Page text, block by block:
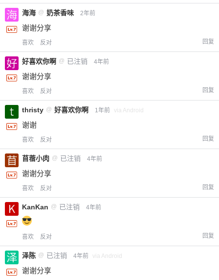
海海 @ 奶茶香味 2年前
谢谢分享
喜欢 反对 回复
好喜欢你啊 @ 已注销 4年前
谢谢分享
喜欢 反对 回复
thristy @ 好喜欢你啊 1年前 via Android
谢谢
喜欢 反对 回复
苜蓿小肉 @ 已注销 4年前
谢谢分享
喜欢 反对 回复
KanKan @ 已注销 4年前
喜欢 反对 回复
泽陈 @ 已注销 4年前 via Android
谢谢分享